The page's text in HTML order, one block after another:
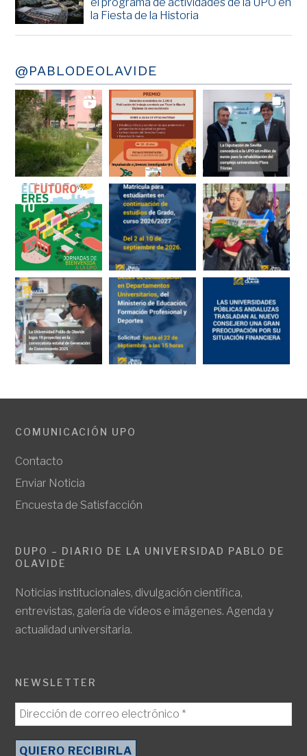
el programa de actividades de la UPO en
la Fiesta de la Historia
@PABLODEOLAVIDE
COMUNICACIÓN UPO
Contacto
Enviar Noticia
Encuesta de Satisfacción
DUPO – DIARIO DE LA UNIVERSIDAD PABLO DE
OLAVIDE
Noticias institucionales, divulgación científica,
entrevistas, galería de vídeos e imágenes. Agenda y
actualidad universitaria.
NEWSLETTER